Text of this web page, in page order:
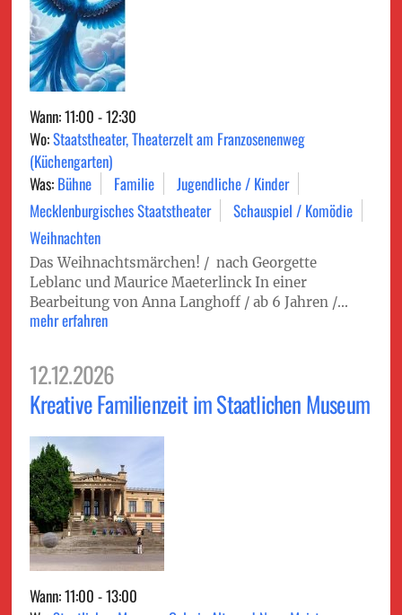
Wann: 11:00 - 12:30
Wo:Staatstheater, Theaterzelt am Franzosenenweg
(Küchengarten)
Was: Bühne Familie
Jugendliche / Kinder
Mecklenburgisches Staatstheater
Schauspiel / Komödie
Weihnachten
Das Weihnachtsmärchen! / nach Georgette
Leblanc und Maurice Maeterlinck In einer
Bearbeitung von Anna Langhoff / ab 6 Jahren /...
mehr erfahren
12.12.2026
Kreative Familienzeit im Staatlichen Museum
Wann: 11:00 - 13:00